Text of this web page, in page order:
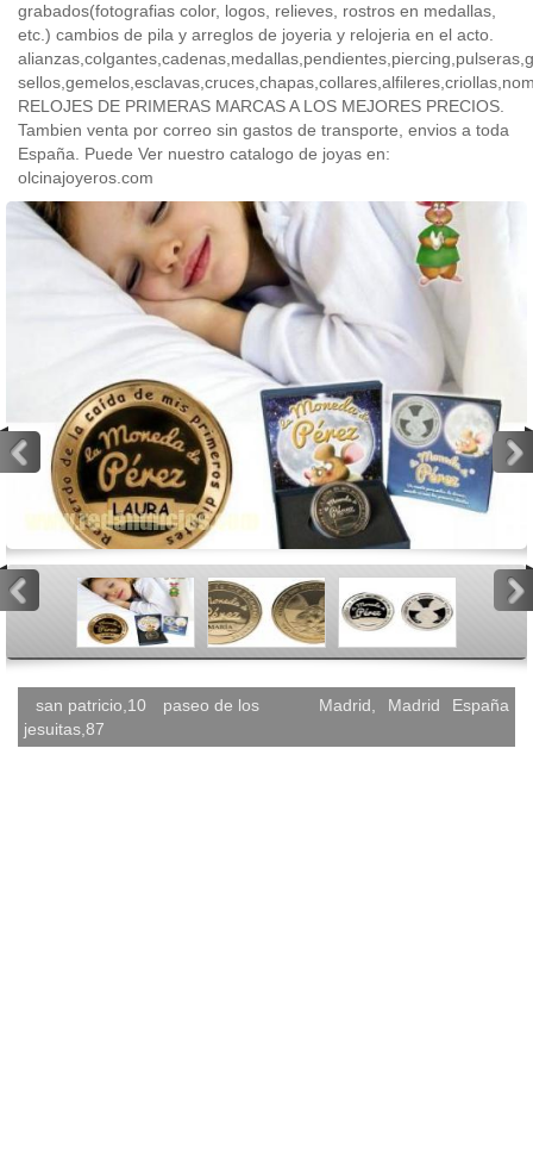
grabados(fotografias color, logos, relieves, rostros en medallas,
etc.) cambios de pila y arreglos de joyeria y relojeria en el acto.
RELOJES DE PRIMERAS MARCAS A LOS MEJORES PRECIOS.
Tambien venta por correo sin gastos de transporte, envios a toda
España. Puede Ver nuestro catalogo de joyas en:
olcinajoyeros.com
san patricio,10
paseo de los
jesuitas,87
Madrid Madrid España